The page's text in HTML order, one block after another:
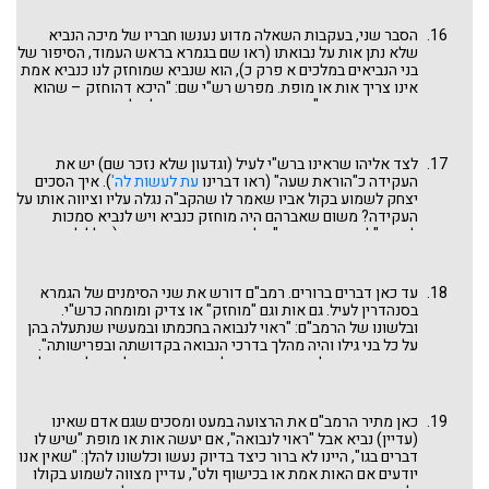
בירושלמי ברכות א ד וסנהדרין יא ד שנראה בסוף דברינו בהשוואה
בין חכם לנביא. דרשה זו מחלקת בתער את הפסוק בדברים יג ג
לשניים: "וּבָא הָאוֹת וְהַמּוֹפֵת אֲשֶׁר דִּבֶּר אֵלֶיךָ" – זה אות ומופת לכל
נביא. "לֵאמֹר נֵלְכָה אַחֲרֵי אֱלֹהִים אֲחֵרִים אֲשֶׁר לֹא יְדַעְתָּם וְנָעָבְדֵם" –
זה נביא שקר. ולהלן נראה שיש שרוצים ללמוד את סימן האות של
הסבר שני, בעקבות השאלה מדוע נענשו חבריו של מיכה הנביא
שלא נתן אות על נבואתו (ראו שם בגמרא בראש העמוד, הסיפור של
בני הנביאים במלכים א פרק כ), הוא שנביא שמוחזק לנו כנביא אמת
אינו צריך אות או מופת. מפרש רש"י שם: "היכא דהוחזק – שהוא
צדיק ונביא אמת". פירוש זה שונה מפירושו לעיל בפרשתנו: צדיק
מופת או אות עשו ישעיהו, ירמיהו, יחזקאל ואולי כל הנביאים? לא
עשו. העם ידע והכיר בהם כאנשי אמת ומופת, במשמעות של מופת
בימינו ולא כדרשה שבהערה הקודמת.
לצד אליהו שראינו ברש"י לעיל (וגדעון שלא נזכר שם) יש את
העקידה כ"הוראת שעה" (ראו דברינועת לעשות לה'). איך הסכים
יצחק לשמוע בקול אביו שאמר לו שהקב"ה נגלה עליו וציווה אותו על
העקידה? משום שאברהם היה מוחזק כנביא ויש לנביא סמכות
לעבור "לפי צורך השעה" על מצווה ממצוות התורה (כולל לא
של מקור זה; ו"מוחזק" - שיכול להשתלב עם פירושים ומקורות
שכבר ראינו לעיל: "צדיק", "מומחה" וכו'. נעלמה הדרישה להגדת
העתיד שמצאנו במדרש ספרי בו פתחנו, שגם איננה בתורה (לחיוב,
רק לשלילה). אולי מכאן גם חיזוק לפירוש רס"ג לעיל ולתמיהות
רשב"ם ורש"י על ענין הנבואה לעתיד.
עד כאן דברים ברורים. רמב"ם דורש את שני הסימנים של הגמרא
בסנהדרין לעיל. גם אות וגם "מוחזק" או צדיק ומומחה כרש"י.
ובלשונו של הרמב"ם: "ראוי לנבואה בחכמתו ובמעשיו שנתעלה בהן
על כל בני גילו והיה מהלך בדרכי הנבואה בקדושתה ובפרישותה".
ראו דבריו בתחילת הפרק שם אילו מדות צריכות להיות לאדם על
לשעתה, כאליהו בהר הכרמל.
כאן מתיר הרמב"ם את הרצועה במעט ומסכים שגם אדם שאינו
(עדיין) נביא אבל "ראוי לנבואה", אם יעשה אות או מופת "שיש לו
דברים בגו", היינו לא ברור כיצד בדיוק נעשו וכלשונו להלן: "שאין אנו
יודעים אם האות אמת או בכישוף ולט", עדיין מצווה לשמוע בקולו